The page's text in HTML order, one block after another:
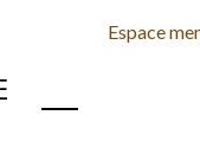
Espace